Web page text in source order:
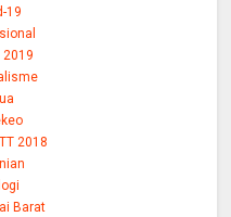
19
2019
2018
Barat